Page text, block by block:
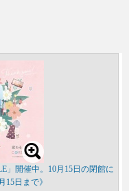
」開催中。10月15日の閉館に
15日まで》